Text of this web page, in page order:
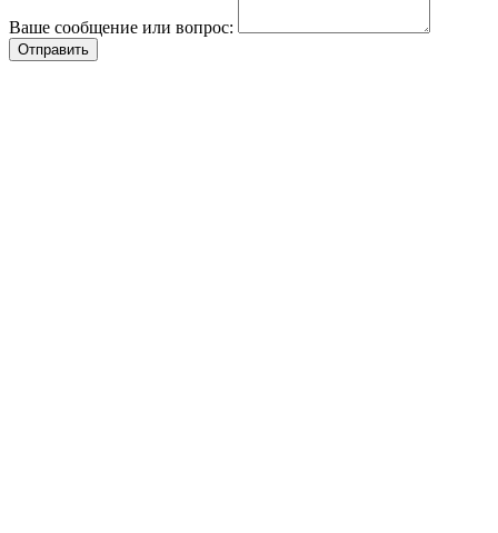
Ваше сообщение или вопрос:
Отправить